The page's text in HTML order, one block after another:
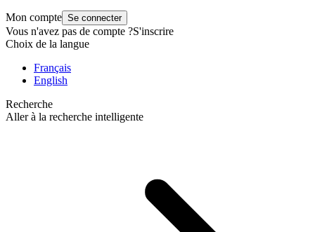
Mon compte Se connecter
Vous n'avez pas de compte ?S'inscrire
Choix de la langue
Français
English
Recherche
Aller à la recherche intelligente